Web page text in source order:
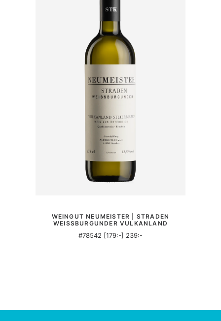
WEINGUT NEUMEISTER | STRADEN
WEISSBURGUNDER VULKANLAND
#78542 [179:-] 239:-